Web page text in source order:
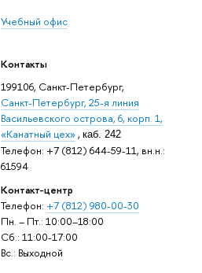
Учебный офис
Контакты
199106, Санкт-Петербург,
Санкт-Петербург, 25-я линия
Васильевского острова, 6, корп. 1,
«Канатный цех», каб. 242
Телефон: +7 (812) 644-59-11, вн.н.:
61594
Контакт-центр
Телефон: +7 (812) 980-00-30
Пн. – Пт.: 10:00–18:00
Сб.: 11:00-17:00
Вс.: Выходной